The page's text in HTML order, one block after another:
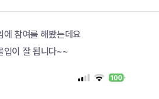
참여를 해봤는데요
입이 잘 됩니다~~